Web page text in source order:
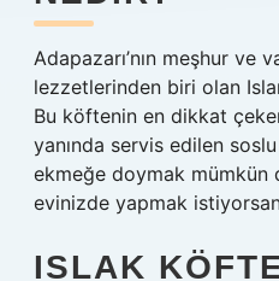
Adapazarı’nın meşhur ve
lezzetlerinden biri olan
Bu köftenin en dikkat
yanında servis edilen
ekmeğe doymak mümkün
evinizde yapmak
ISLAK